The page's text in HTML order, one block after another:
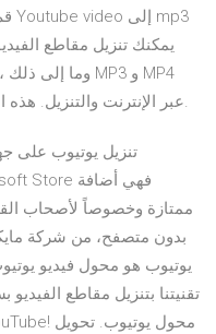
عبر الإنترنت والتنزيل. هذه الخدمة سريعة ومجانية وقانونية بالكامل.
ممتازة وخصوصاً لأصحاب
بدون متصفح، من شركة
تقنيتنا بتنزيل مقاطع